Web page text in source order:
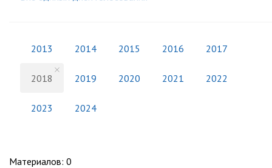
2013 2014 2015 2016 2017
2018 2019 2020 2021 2022
2023 2024
Материалов: 0